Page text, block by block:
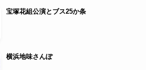
宝塚花組公演とブス25か条
横浜地味さんぽ